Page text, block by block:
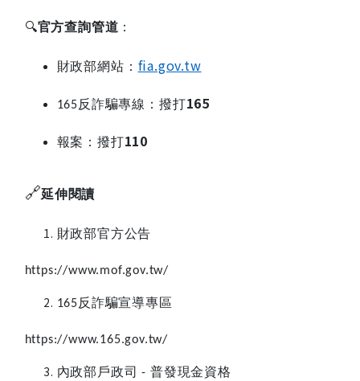
🔍官方查詢管道 ：
財政部網站： fia.gov.tw
165反詐騙專線：撥打165
報案：撥打110
🔗延伸閱讀
財政部官方公告
https://www.mof.gov.tw/
165反詐騙宣導專區
https://www.165.gov.tw/
內政部戶政司 - 普發現金資格